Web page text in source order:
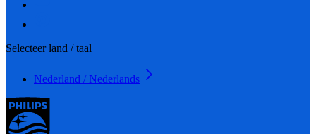
Selecteer land / taal
Nederland / Nederlands